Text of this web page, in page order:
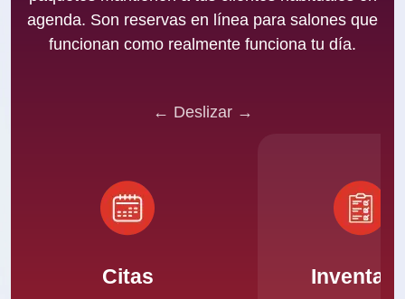
agenda. Son reservas en línea para salones que
funcionan como realmente funciona tu día.
← Deslizar →
Citas